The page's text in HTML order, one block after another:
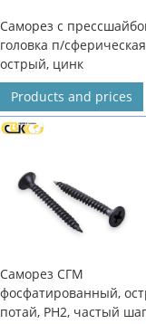
Саморез с
головка п/
острый, цинк
Products and prices
Саморез СГМ
фосфатированный,
потай, PH2, частый